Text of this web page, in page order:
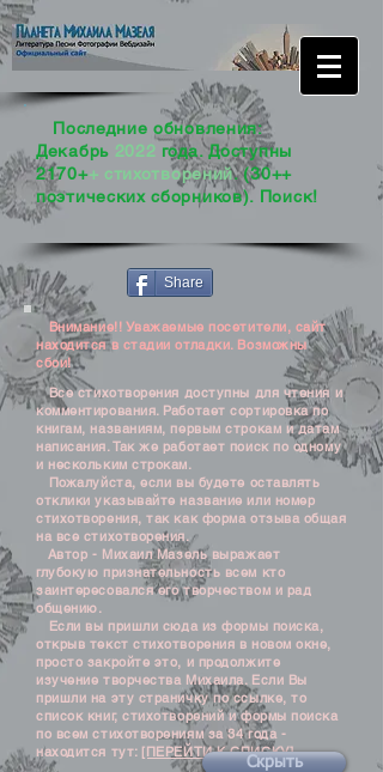
Последние обновления:
Декабрь2022 года. Доступны
2170++ стихотворений. (30++
поэтических сборников). Поиск!
Share
Внимание!! Уважаемые посетители, сайт
находится в стадии отладки. Возможны
сбои!
Все стихотворения доступны для чтения и
комментирования. Работает сортировка по
книгам, названиям, первым строкам и датам
написания. Так же работает поиск по одному
и нескольким строкам.
Пожалуйста, если вы будете оставлять
отклики указывайте название или номер
стихотворения, так как форма отзыва общая
на все стихотворения.
Автор - Михаил Мазель выражает
глубокую признательность всем кто
заинтересовался его творчеством и рад
общению.
Если вы пришли сюда из формы поиска,
открыв текст стихотворения в новом окне,
просто закройте это, и продолжите
изучение творчества Михаила. Если Вы
пришли на эту страничку по ссылке, то
список книг, стихотворений и формы поиска
по всем стихотворениям за 34 года -
находится тут: [ПЕРЕЙТИ К СПИСКУ]
Скрыть